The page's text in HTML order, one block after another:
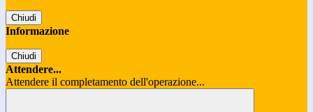
Chiudi
Informazione
Chiudi
Attendere...
Attendere il completamento dell'operazione...